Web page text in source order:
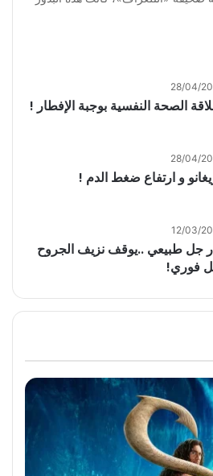
28/04/
الصحة النفسية بوجبة الإفطار !
28/04/
و ارتفاع ضغط الدم !
12/03/
جل طبيعي ..يوقف نزيف الجروح
فوري!